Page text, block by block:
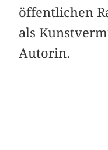
öffentlichen
als
Autorin.